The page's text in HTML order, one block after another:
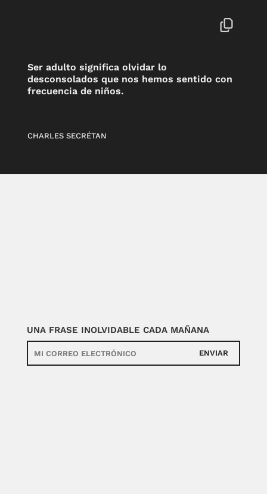
Ser adulto significa olvidar lo
desconsolados que nos hemos sentido con
frecuencia de niños.
CHARLES SECRÉTAN
UNA FRASE INOLVIDABLE CADA MAÑANA
ENVIAR